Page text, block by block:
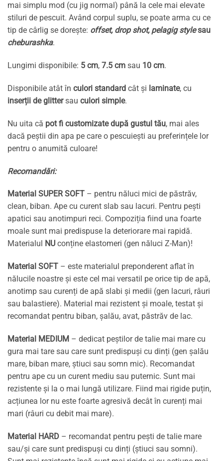
mai simplu mod (cu jig normal) până la cele mai elevate
stiluri de pescuit. Având corpul suplu, se poate arma cu ce
tip de cârlig se dorește: offset, drop shot, pelagig stylesau
cheburashka.
Lungimi disponibile: 5 cm, 7.5 cm sau 10 cm.
Disponibile atât în culori standard cât și laminate, cu
inserții de glittersau culori simple.
Nu uita că pot fi customizate după gustul tău, mai ales
dacă peștii din apa pe care o pescuiești au preferințele lor
pentru o anumită culoare!
Recomandări:
Material SUPER SOFT – pentru năluci mici de păstrăv,
clean, biban. Ape cu curent slab sau lacuri. Pentru pești
apatici sau anotimpuri reci. Compoziția fiind una foarte
moale sunt mai predispuse la deteriorare mai rapidă.
Materialul
NU conține elastomeri (gen năluci Z-Man)!
Material SOFT – este materialul preponderent aflat în
nălucile noastre și este cel mai versatil pe orice tip de apă,
anotimp sau curenți de apă slabi și medii (gen lacuri, râuri
sau balastiere). Material mai rezistent și moale, testat și
recomandat pentru biban, șalău, avat, păstrăv de lac.
Material MEDIUM – dedicat peștilor de talie mai mare cu
gura mai tare sau care sunt predispuși cu dinți (gen șalău
mare, biban mare, știuci sau somn mic). Recomandat
pentru ape cu un curent mediu sau puternic. Sunt mai
rezistente și la o mai lungă utilizare. Fiind mai rigide puțin,
acțiunea lor nu este foarte agresivă decât în curenți mai
mari (râuri cu debit mai mare).
Material HARD – recomandat pentru pești de talie mare
sau/și care sunt predispuși cu dinți (știuci sau somni).